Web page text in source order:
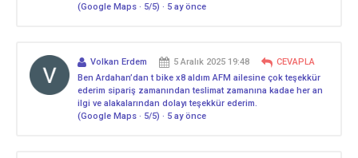
(Google Maps · 5/5) · 5 ay önce
Volkan Erdem 5 Aralık 2025 19:48
CEVAPLA
Ben Ardahan’dan t bike x8 aldım AFM ailesine çok teşekkür
ederim sipariş zamanından teslimat zamanına kadae her an
ilgi ve alakalarından dolayı teşekkür ederim.
(Google Maps · 5/5) · 5 ay önce